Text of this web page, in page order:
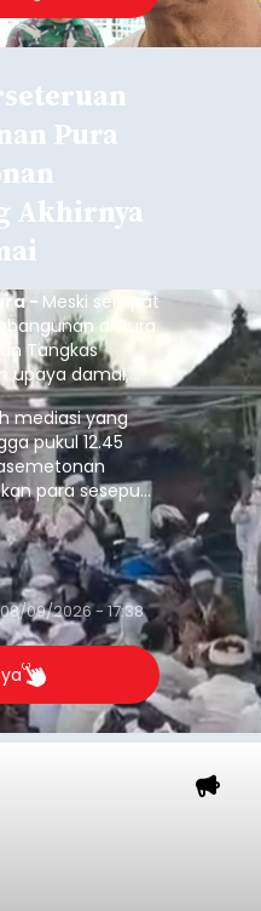
Pura
Akhirnya
- Meski sempat
di Pura
Tangkas
upaya damai,
mediasi yang
pukul 12.45
para sesepuh
09/2026 - 17:38